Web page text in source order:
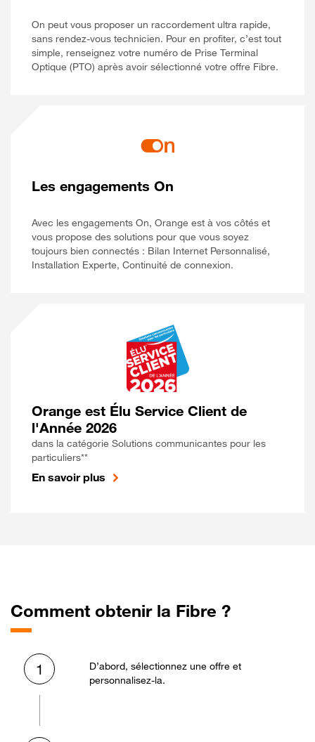
On peut vous proposer un raccordement ultra rapide,
sans rendez-vous technicien. Pour en profiter, c’est tout
simple, renseignez votre numéro de Prise Terminal
Optique (PTO) après avoir sélectionné votre offre Fibre.
Les engagements On
Avec les engagements On, Orange est à vos côtés et
vous propose des solutions pour que vous soyez
toujours bien connectés : Bilan Internet Personnalisé,
Installation Experte, Continuité de connexion.
Orange est Élu Service Client de
l'Année 2026
dans la catégorie Solutions communicantes pour les
particuliers**
En savoir plus
Comment obtenir la Fibre ?
1
D’abord, sélectionnez une offre et
personnalisez-la.